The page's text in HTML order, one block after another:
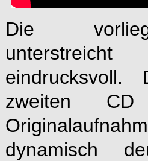
Die
zweiten
dynamisch